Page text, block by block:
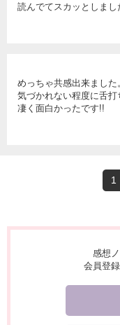
読んでてスカッとしまし
めっちゃ共感出来ました
気づかれない程度に舌
凄く面白かったです!!
1
感想
会員登